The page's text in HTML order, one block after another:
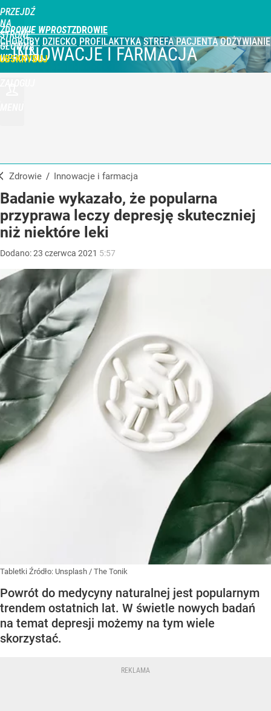
PRZEJDŹ
NA
STRONĘ
GŁÓWNĄ
WPROST.PL
ZDROWIE WPROST
CHOROBY DZIECKO PROFILAKTYKA STREFA PACJENTA ODŻYWIANIE
INNOWACJE I FARMACJA
Zdrowie / Innowacje i farmacja
Badanie wykazało, że popularna
przyprawa leczy depresję skuteczniej
niż niektóre leki
Dodano:23 czerwca 2021 5:57
Tabletki Źródło: Unsplash / The Tonik
Powrót do medycyny naturalnej jest popularnym
trendem ostatnich lat. W świetle nowych badań
na temat depresji możemy na tym wiele
skorzystać.